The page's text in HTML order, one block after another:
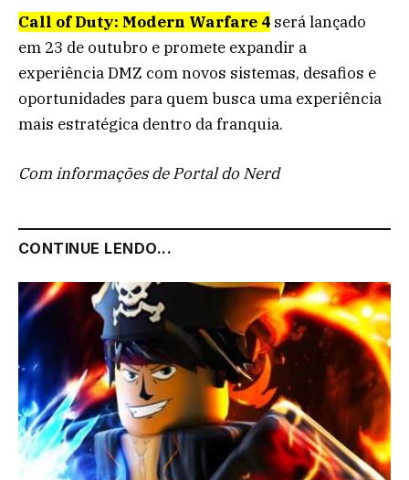
Call of Duty: Modern Warfare 4 será lançado
em 23 de outubro e promete expandir a
experiência DMZ com novos sistemas, desafios e
oportunidades para quem busca uma experiência
mais estratégica dentro da franquia.
Com informações de Portal do Nerd
CONTINUE LENDO...